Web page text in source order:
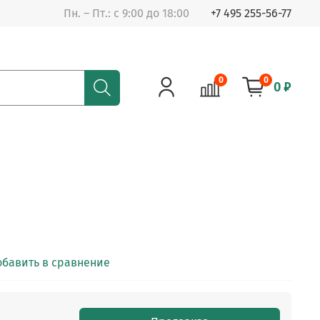
Пн. – Пт.: с 9:00 до 18:00 +7 495 255-56-77
0 0 0 ₽
в сравнение